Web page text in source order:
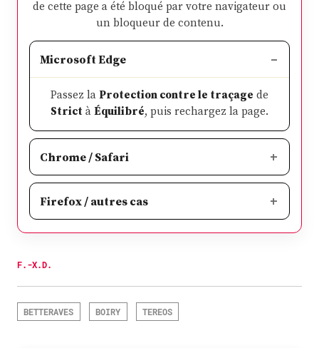
de cette page a été bloqué par votre navigateur ou
un bloqueur de contenu.
Microsoft Edge
Passez laProtection contre le traçage de
StrictàÉquilibré, puis rechargez la page.
Chrome / Safari
Firefox / autres cas
F.-X.D.
BETTERAVES BOIRY TEREOS